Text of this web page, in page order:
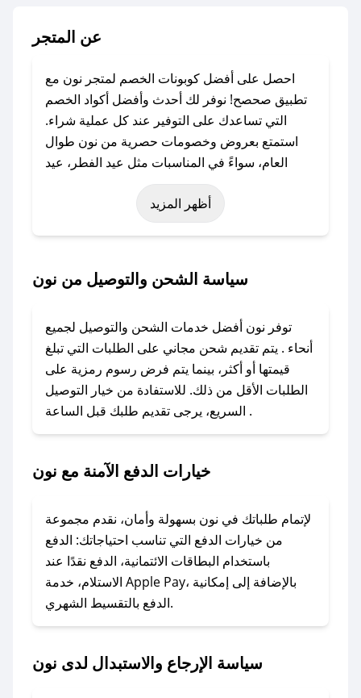
عن المتجر
احصل على أفضل كوبونات الخصم لمتجر نون مع
تطبيق صحصح! نوفر لك أحدث وأفضل أكواد الخصم
التي تساعدك على التوفير عند كل عملية شراء.
استمتع بعروض وخصومات حصرية من نون طوال
العام، سواءً في المناسبات مثل عيد الفطر، عيد
الأضحى، الجمعة البيضاء (شهر نوفمبر)، رمضان،
اليوم الوطني، يوم التأسيس، أو حتى عروض خاصة
باستخدام تطبيق صحصح، يمكنك العثور بسهولة على
معنا عبر تويتر أو البريد الإلكتروني لإضافته بسرعة.
### كيفية استخدام كود خصم نون؟
1. انسخ كود الخصم من تطبيق صحصح.
2. الصقه في خانة الدفع عند التسوق من نون.
لا تقلق! يمكنك التواصل مع فريق دعم صحصح عبر
وسنقوم بحل المشكلة في أسرع وقت ممكن.
### ماذا أفعل إذا لم أجد كود خصم لمتجري
المفضل؟
في حال عدم توفر كوبونات لمتجرك المفضل، يمكنك
مراسلتنا مباشرة وسنعمل على توفير الكوبونات في
أظهر المزيد
سياسة الشحن والتوصيل من نون
توفر نون أفضل خدمات الشحن والتوصيل لجميع
أنحاء . يتم تقديم شحن مجاني على الطلبات التي تبلغ
قيمتها أو أكثر، بينما يتم فرض رسوم رمزية على
الطلبات الأقل من ذلك. للاستفادة من خيار التوصيل
السريع، يرجى تقديم طلبك قبل الساعة .
خيارات الدفع الآمنة مع نون
لإتمام طلباتك في نون بسهولة وأمان، نقدم مجموعة
من خيارات الدفع التي تناسب احتياجاتك: الدفع
باستخدام البطاقات الائتمانية، الدفع نقدًا عند
الاستلام، خدمة Apple Pay، بالإضافة إلى إمكانية
الدفع بالتقسيط الشهري.
سياسة الإرجاع والاستبدال لدى نون